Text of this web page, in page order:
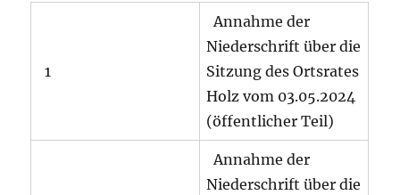
1
Annahme der
Niederschrift über die
Sitzung des Ortsrates
Holz vom 03.05.2024
(öffentlicher Teil)
Annahme der
Niederschrift über die